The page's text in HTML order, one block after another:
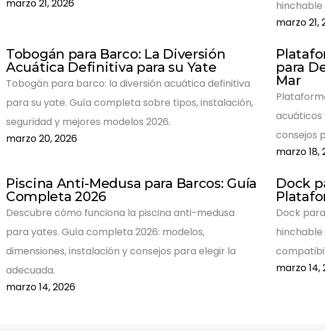
marzo 21, 2026
hinchable
marzo 21,
Tobogán para Barco: La Diversión
Acuática Definitiva para su Yate
Tobogán para barco: la diversión acuática definitiva
para su yate. Guía completa sobre tipos, instalación,
seguridad y mejores modelos 2026.
marzo 20, 2026
para
Mar
acuáticos
consejos
marzo 18,
Piscina Anti-Medusa para Barcos: Guía
Completa 2026
Descubre cómo funciona la piscina anti-medusa
para yates. Guía completa 2026: modelos,
dimensiones, instalación y consejos para elegir la
adecuada.
marzo 14, 2026
Dock
Dock
marzo 14,